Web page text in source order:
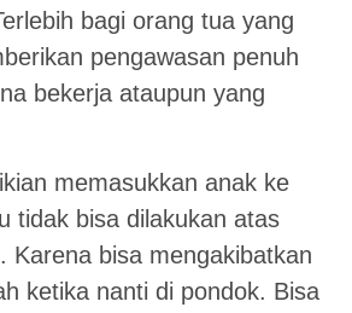
bagi orang tua yang
pengawasan penuh
bekerja ataupun yang
memasukkan anak ke
tidak bisa dilakukan atas
Karena bisa mengakibatkan
ketika nanti di pondok. Bisa